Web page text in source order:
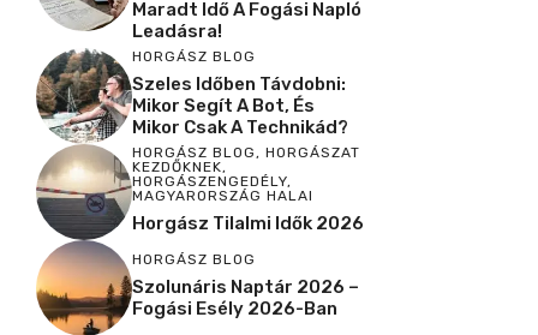
Maradt Idő A Fogási Napló
Leadásra!
HORGÁSZ BLOG
Szeles Időben Távdobni:
Mikor Segít A Bot, És
Mikor Csak A Technikád?
HORGÁSZ BLOG , HORGÁSZAT
KEZDŐKNEK,
HORGÁSZENGEDÉLY,
MAGYARORSZÁG HALAI
Horgász Tilalmi Idők 2026
HORGÁSZ BLOG
Szolunáris Naptár 2026 –
Fogási Esély 2026-Ban